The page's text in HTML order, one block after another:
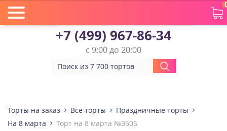
+7 (499) 967-86-34
с 9:00 до 20:00
Торты на заказ Все торты
Праздничные торты
На 8 марта
Торт на 8 марта №3506